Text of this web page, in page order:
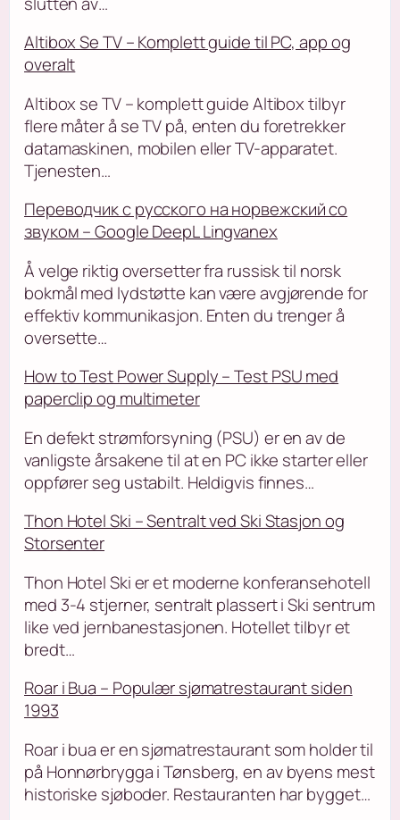
Altibox Se TV – Komplett guide til PC, app og
overalt
Altibox se TV – komplett guide Altibox tilbyr
flere måter å se TV på, enten du foretrekker
datamaskinen, mobilen eller TV-apparatet.
Tjenesten…
Переводчик с русского на норвежский со
звуком – Google DeepL Lingvanex
Å velge riktig oversetter fra russisk til norsk
bokmål med lydstøtte kan være avgjørende for
effektiv kommunikasjon. Enten du trenger å
oversette…
How to Test Power Supply – Test PSU med
paperclip og multimeter
En defekt strømforsyning (PSU) er en av de
vanligste årsakene til at en PC ikke starter eller
oppfører seg ustabilt. Heldigvis finnes…
Thon Hotel Ski – Sentralt ved Ski Stasjon og
Storsenter
Thon Hotel Ski er et moderne konferansehotell
med 3-4 stjerner, sentralt plassert i Ski sentrum
like ved jernbanestasjonen. Hotellet tilbyr et
bredt…
Roar i Bua – Populær sjømatrestaurant siden
1993
Roar i bua er en sjømatrestaurant som holder til
på Honnørbrygga i Tønsberg, en av byens mest
historiske sjøboder. Restauranten har bygget…